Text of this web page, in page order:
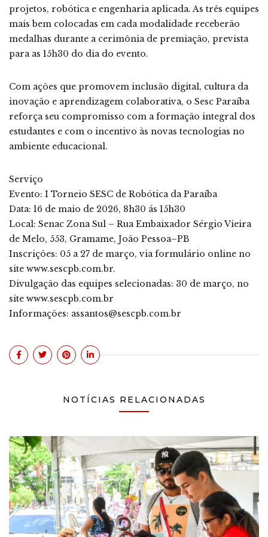
projetos, robótica e engenharia aplicada. As três equipes
mais bem colocadas em cada modalidade receberão
medalhas durante a cerimônia de premiação, prevista
para as 15h30 do dia do evento.
Com ações que promovem inclusão digital, cultura da
inovação e aprendizagem colaborativa, o Sesc Paraíba
reforça seu compromisso com a formação integral dos
estudantes e com o incentivo às novas tecnologias no
ambiente educacional.
Serviço
Evento: I Torneio SESC de Robótica da Paraíba
Data: 16 de maio de 2026, 8h30 ás 15h30
Local: Senac Zona Sul – Rua Embaixador Sérgio Vieira
de Melo, 553, Gramame, João Pessoa–PB
Inscrições: 05 a 27 de março, via formulário online no
site www.sescpb.com.br.
Divulgação das equipes selecionadas: 30 de março, no
site www.sescpb.com.br
Informações: assantos@sescpb.com.br
NOTÍCIAS RELACIONADAS